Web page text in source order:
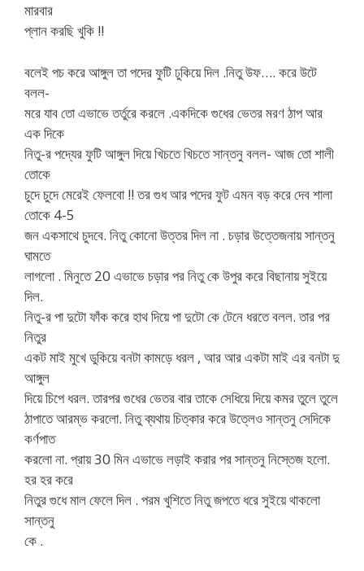
মারবার
প্লান করছি খুকি !!
বলেই পচ করে আঙ্গুল তা পদের ফুটি ঢুকিয়ে দিল .নিতু উফ…. করে উটে
বলল-
মরে যাব তো এভাভে তর্তুরে করলে .একদিকে গুধের ভেতর মরণ ঠাপ আর
এক দিকে
নিতু-র পদ্যের ফুটি আঙ্গুল দিয়ে খিচতে খিচতে সান্তনু বলল- আজ তো শালী
তোকে
চুদে চুদে মেরেই ফেলবো !! তর গুধ আর পদের ফুট এমন বড় করে দেব শালা
তোকে 4-5
জন একসাথে চুদবে. নিতু কোনো উত্তর দিল না . চড়ার উত্তেজনায় সান্তনু
ঘামতে
লাগলো . মিনুতে 20 এভাভে চড়ার পর নিতু কে উপুর করে বিছানায় সুইয়ে
দিল.
নিতু-র পা দুটো ফাঁক করে হাথ দিয়ে পা দুটো কে টেনে ধরতে বলল. তার পর
নিতুর
একট মাই মুখে ডুকিয়ে বনটা কামড়ে ধরল , আর আর একটা মাই এর বনটা দু
আঙ্গুল
দিয়ে চিপে ধরল. তারপর গুধের ভেতর বার তাকে সেধিয়ে দিয়ে কমর তুলে তুলে
ঠাপাতে আরম্ভ করলো. নিতু ব্যথায় চিত্কার করে উত্লেও সান্তনু সেদিকে
কর্ণপাত
করলো না. প্রায় 30 মিন এভাভে লড়াই করার পর সান্তনু নিস্তেজ হলো.
হর হর করে
নিতুর গুধে মাল ফেলে দিল . পরম খুশিতে নিতু জপতে ধরে সুইয়ে থাকলো
সান্তনু
কে .